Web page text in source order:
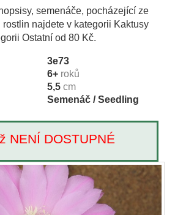
semenáče, pocházející ze
najdete v kategorii Kaktusy
Ostatní od 80 Kč.
3e73
6+ roků
5,5 cm
Semenáč / Seedling
NENÍ DOSTUPNÉ